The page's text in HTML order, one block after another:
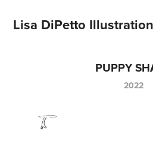
Lisa DiPetto Illustration
PUPPY
2022